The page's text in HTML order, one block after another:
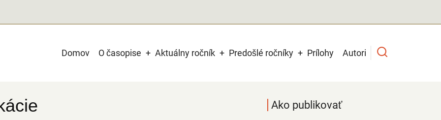
Main
Domov O časopise Aktuálny ročník Predošlé ročníky Prílohy Autori
Ako publikovať